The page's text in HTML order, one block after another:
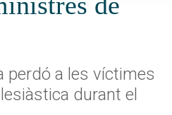
perdó a les víctimes
durant el